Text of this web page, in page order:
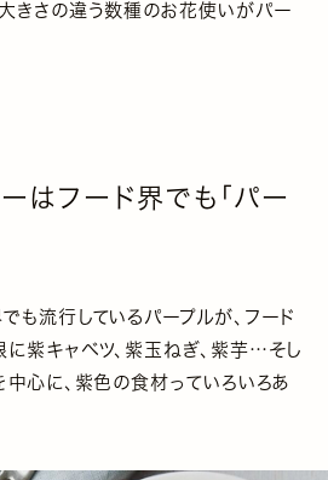
大きさの違う数種のお花使いがパー
はフード界でも「パー
も流行しているパープルが、フード
に紫キャベツ、紫玉ねぎ、紫芋…そし
中心に、紫色の食材っていろいろあ